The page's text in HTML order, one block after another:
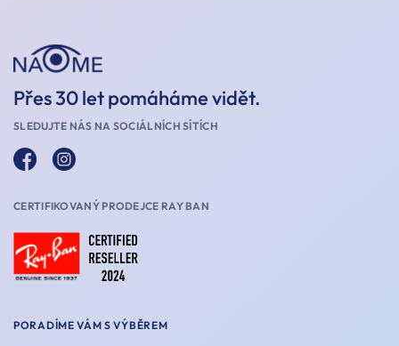
Přes 30 let pomáháme vidět.
SLEDUJTE NÁS NA SOCIÁLNÍCH SÍTÍCH
CERTIFIKOVANÝ PRODEJCE RAY BAN
PORADÍME VÁM S VÝBĚREM